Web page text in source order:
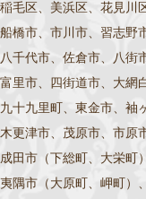
稲毛区、美浜区、花見川
船橋市、市川市、習志野
八千代市、佐倉市、八街
富里市、四街道市、大網
九十九里町、東金市、袖
木更津市、茂原市、市原
成田市（下総町、大栄町
夷隅市（大原町、岬町）、